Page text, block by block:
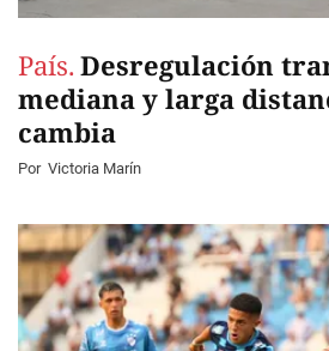
País. Desregulación
mediana y larga
cambia
Por Victoria Marín